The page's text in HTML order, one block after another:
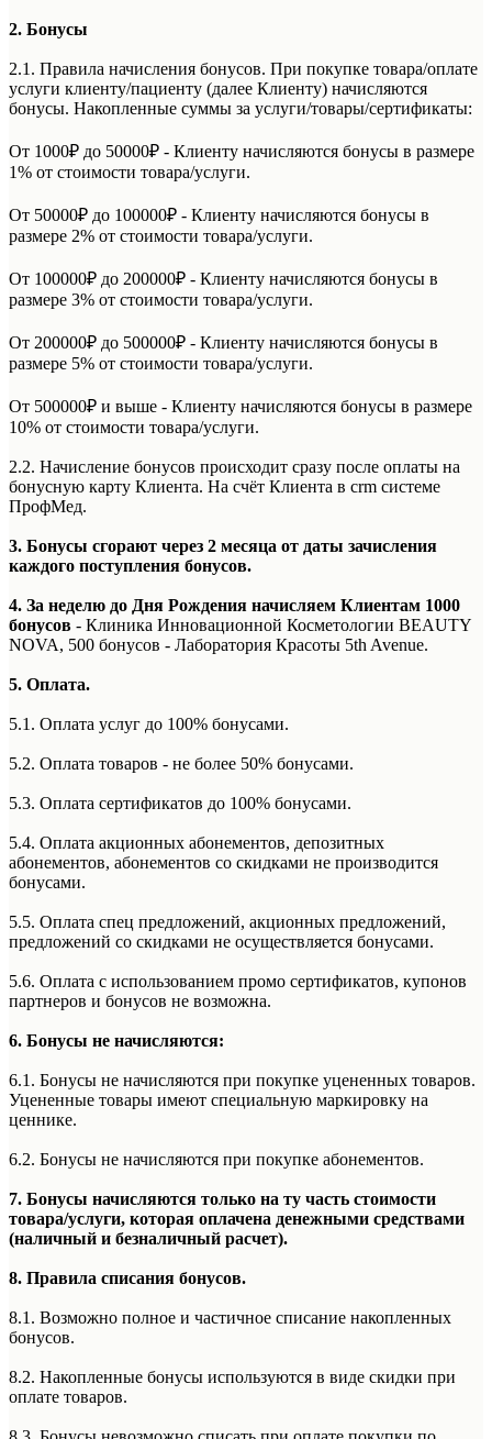
2. Бонусы
2.1. Правила начисления бонусов. При покупке товара/оплате
услуги клиенту/пациенту (далее Клиенту) начисляются
бонусы. Накопленные суммы за услуги/товары/сертификаты:
От 1000₽ до 50000₽ - Клиенту начисляются бонусы в размере
1% от стоимости товара/услуги.
От 50000₽ до 100000₽ - Клиенту начисляются бонусы в
размере 2% от стоимости товара/услуги.
От 100000₽ до 200000₽ - Клиенту начисляются бонусы в
размере 3% от стоимости товара/услуги.
От 200000₽ до 500000₽ - Клиенту начисляются бонусы в
размере 5% от стоимости товара/услуги.
От 500000₽ и выше - Клиенту начисляются бонусы в размере
10% от стоимости товара/услуги.
2.2. Начисление бонусов происходит сразу после оплаты на
бонусную карту Клиента. На счёт Клиента в crm системе
ПрофМед.
3. Бонусы сгорают через 2 месяца от даты зачисления
каждого поступления бонусов.
4. За неделю до Дня Рождения начисляем Клиентам 1000
бонусов - Клиника Инновационной Косметологии BEAUTY
NOVA, 500 бонусов - Лаборатория Красоты 5th Avenue.
5. Оплата.
5.1. Оплата услуг до 100% бонусами.
5.2. Оплата товаров - не более 50% бонусами.
5.3. Оплата сертификатов до 100% бонусами.
5.4. Оплата акционных абонементов, депозитных
абонементов, абонементов со скидками не производится
бонусами.
5.5. Оплата спец предложений, акционных предложений,
предложений со скидками не осуществляется бонусами.
5.6. Оплата с использованием промо сертификатов, купонов
партнеров и бонусов не возможна.
6. Бонусы не начисляются:
6.1. Бонусы не начисляются при покупке уцененных товаров.
Уцененные товары имеют специальную маркировку на
ценнике.
6.2. Бонусы не начисляются при покупке абонементов.
7. Бонусы начисляются только на ту часть стоимости
товара/услуги, которая оплачена денежными средствами
(наличный и безналичный расчет).
8. Правила списания бонусов.
8.1. Возможно полное и частичное списание накопленных
бонусов.
8.2. Накопленные бонусы используются в виде скидки при
оплате товаров.